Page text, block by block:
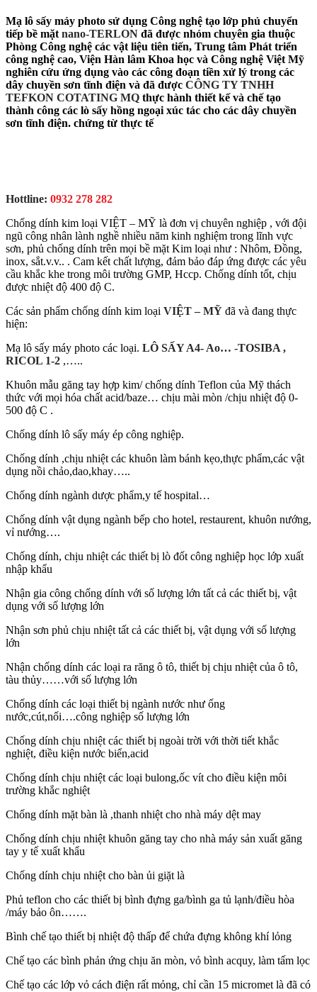
Mạ lô sấy máy photo sử dụng Công nghệ tạo lớp phủ chuyển
tiếp bề mặt nano-TERLON đã được nhóm chuyên gia thuộc
Phòng Công nghệ các vật liệu tiên tiến, Trung tâm Phát triển
công nghệ cao, Viện Hàn lâm Khoa học và Công nghệ Việt Mỹ
nghiên cứu ứng dụng vào các công đoạn tiền xử lý trong các
dây chuyền sơn tĩnh điện và đã được CÔNG TY TNHH
TEFKON COTATING MQ thực hành thiết kế và chế tạo
thành công các lò sấy hồng ngoại xúc tác cho các dây chuyền
sơn tĩnh điện. chứng từ thực tế
Hottline: 0932 278 282
Chống dính kim loại VIỆT – MỸ là đơn vị chuyên nghiệp , với đội
ngũ công nhân lành nghề nhiều năm kinh nghiệm trong lĩnh vực
sơn, phủ chống dính trên mọi bề mặt Kim loại như : Nhôm, Đồng,
inox, sắt.v.v.. . Cam kết chất lượng, đảm bảo đáp ứng được các yêu
cầu khắc khe trong môi trường GMP, Hccp. Chống dính tốt, chịu
được nhiệt độ 400 độ C.
Các sản phẩm chống dính kim loại VIỆT – MỸ đã và đang thực
hiện:
Mạ lô sấy máy photo các loại. LÔ SẤY A4- Ao… -TOSIBA ,
RICOL 1-2 ,…..
Khuôn mẫu găng tay hợp kim/ chống dính Teflon của Mỹ thách
thức với mọi hóa chất acid/baze… chịu mài mòn /chịu nhiệt độ 0-
500 độ C .
Chống dính lô sấy máy ép công nghiệp.
Chống dính ,chịu nhiệt các khuôn làm bánh kẹo,thực phẩm,các vật
dụng nồi chảo,dao,khay…..
Chống dính ngành dược phẩm,y tế hospital…
Chống dính vật dụng ngành bếp cho hotel, restaurent, khuôn nướng,
vỉ nướng….
Chống dính, chịu nhiệt các thiết bị lò đốt công nghiệp học lớp xuất
nhập khẩu
Nhận gia công chống dính với số lượng lớn tất cả các thiết bị, vật
dụng với số lượng lớn
Nhận sơn phủ chịu nhiệt tất cả các thiết bị, vật dụng với số lượng
lớn
Nhận chống dính các loại ra răng ô tô, thiết bị chịu nhiệt của ô tô,
tàu thủy……với số lượng lớn
Chống dính các loại thiết bị ngành nước như ống
nước,cút,nối….công nghiệp số lượng lớn
Chống dính chịu nhiệt các thiết bị ngoài trời với thời tiết khắc
nghiệt, điều kiện nước biển,acid
Chống dính chịu nhiệt các loại bulong,ốc vít cho điều kiện môi
trường khắc nghiệt
Chống dính mặt bàn là ,thanh nhiệt cho nhà máy dệt may
Chống dính chịu nhiệt khuôn găng tay cho nhà máy sản xuất găng
tay y tế xuất khẩu
Chống dính chịu nhiệt cho bàn ủi giặt là
Phủ teflon cho các thiết bị bình đựng ga/bình ga tủ lạnh/điều hòa
/máy bảo ôn…….
Bình chế tạo thiết bị nhiệt độ thấp để chứa đựng không khí lỏng
Chế tạo các bình phản ứng chịu ăn mòn, vỏ bình acquy, làm tấm lọc
Chế tạo các lớp vỏ cách điện rất mỏng, chỉ cần 15 micromet là đã có